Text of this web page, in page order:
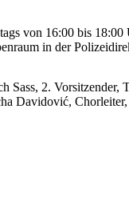
von 16:00 bis 18:00
in der
Sass, 2. Vorsitzender,
Davidović,